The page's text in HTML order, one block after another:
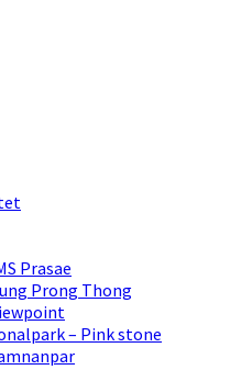
Prasae
Prong Thong
– Pink stone